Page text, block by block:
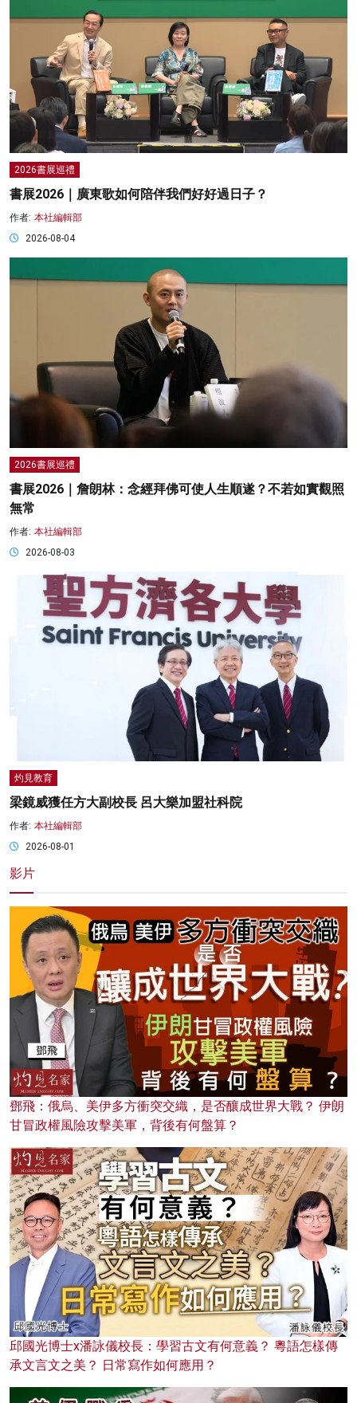
2026書展巡禮
書展2026｜廣東歌如何陪伴我們好好過日子？
作者: 本社編輯部
2026-08-04
2026書展巡禮
書展2026｜詹朗林：念經拜佛可使人生順遂？不若如實觀照
無常
作者: 本社編輯部
2026-08-03
灼見教育
梁鏡威獲任方大副校長 呂大樂加盟社科院
作者: 本社編輯部
2026-08-01
影片
鄧飛：俄烏、美伊多方衝突交織，是否釀成世界大戰？ 伊朗
甘冒政權風險攻擊美軍，背後有何盤算？
邱國光博士x潘詠儀校長：學習古文有何意義？ 粵語怎樣傳
承文言文之美？ 日常寫作如何應用？